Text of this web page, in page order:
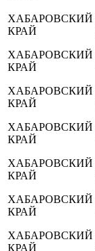
ХАБАРОВСКИЙ
КРАЙ
ХАБАРОВСКИЙ
КРАЙ
ХАБАРОВСКИЙ
КРАЙ
ХАБАРОВСКИЙ
КРАЙ
ХАБАРОВСКИЙ
КРАЙ
ХАБАРОВСКИЙ
КРАЙ
ХАБАРОВСКИЙ
КРАЙ